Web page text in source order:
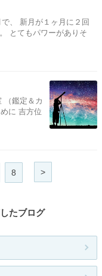
、 新月が１ヶ月に２回
とてもパワーがありそ
（鑑定＆カ
に 吉方位
8 >
たブログ